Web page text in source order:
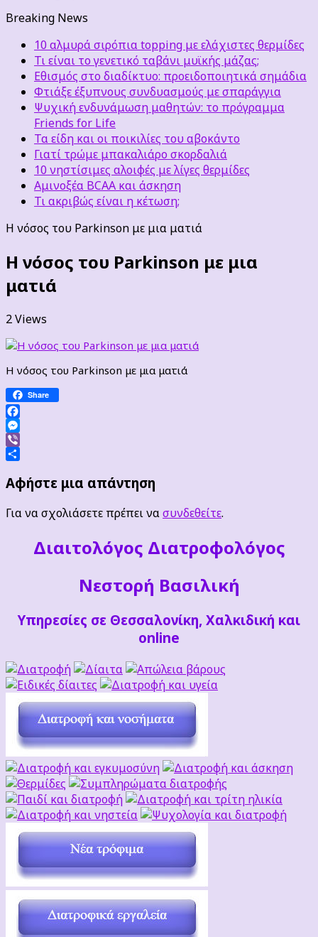
Breaking News
10 αλμυρά σιρόπια topping με ελάχιστες θερμίδες
Τι είναι το γενετικό ταβάνι μυϊκής μάζας;
Εθισμός στο διαδίκτυο: προειδοποιητικά σημάδια
Φτιάξε έξυπνους συνδυασμούς με σπαράγγια
Ψυχική ενδυνάμωση μαθητών: το πρόγραμμα
Friends for Life
Τα είδη και οι ποικιλίες του αβοκάντο
Γιατί τρώμε μπακαλιάρο σκορδαλιά
10 νηστίσιμες αλοιφές με λίγες θερμίδες
Αμινοξέα BCAA και άσκηση
Τι ακριβώς είναι η κέτωση;
Η νόσος του Parkinson με μια ματιά
Η νόσος του Parkinson με μια
ματιά
2 Views
Η νόσος του Parkinson με μια ματιά
Share
Facebook
Messenger
Viber
Αφήστε μια απάντηση
Για να σχολιάσετε πρέπει νασυνδεθείτε.
Διαιτoλόγος Διατροφολόγος
Νεστορή Βασιλική
Υπηρεσίες σε Θεσσαλονίκη, Χαλκιδική και
online